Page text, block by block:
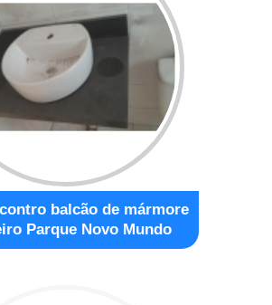
balcão de mármore
Parque Novo Mundo